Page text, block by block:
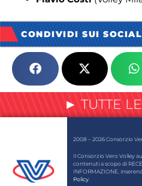
CONDIVIDI SUI SOCIAL
► TUTTE
2008 – 2026 Consorzio
Il Consorzio Vero Volley
contenuti a scopo di
INFORMAZIONE,
Policy